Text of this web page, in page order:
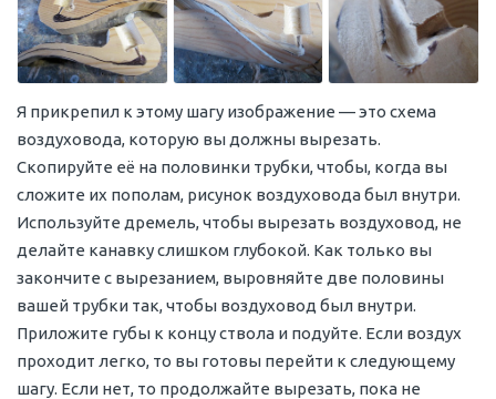
Я прикрепил к этому шагу изображение — это схема
воздуховода, которую вы должны вырезать.
Скопируйте её на половинки трубки, чтобы, когда вы
сложите их пополам, рисунок воздуховода был внутри.
Используйте дремель, чтобы вырезать воздуховод, не
делайте канавку слишком глубокой. Как только вы
закончите с вырезанием, выровняйте две половины
вашей трубки так, чтобы воздуховод был внутри.
Приложите губы к концу ствола и подуйте. Если воздух
проходит легко, то вы готовы перейти к следующему
шагу. Если нет, то продолжайте вырезать, пока не